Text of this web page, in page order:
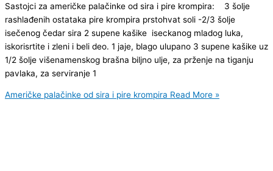
Sastojci za američke palačinke od sira i pire krompira: 3 šolje
rashlađenih ostataka pire krompira prstohvat soli -2/3 šolje
isečenog čedar sira 2 supene kašike iseckanog mladog luka,
iskorisrtite i zleni i beli deo. 1 jaje, blago ulupano 3 supene kašike uz
1/2 šolje višenamenskog brašna biljno ulje, za prženje na tiganju
pavlaka, za serviranje 1
Američke palačinke od sira i pire krompira Read More »